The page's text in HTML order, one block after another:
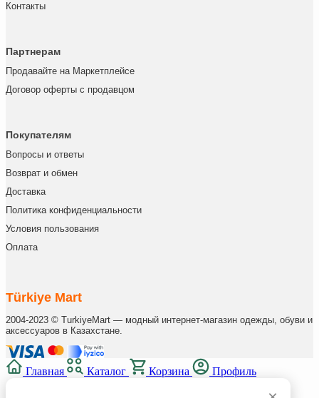
Контакты
Партнерам
Продавайте на Маркетплейсе
Договор оферты с продавцом
Покупателям
Вопросы и ответы
Возврат и обмен
Доставка
Политика конфиденциальности
Условия пользования
Оплата
Türkiye Mart
2004-2023 © TurkiyeMart — модный интернет-магазин одежды, обуви и
аксессуаров в Казахстане.
Главная Каталог Корзина Профиль